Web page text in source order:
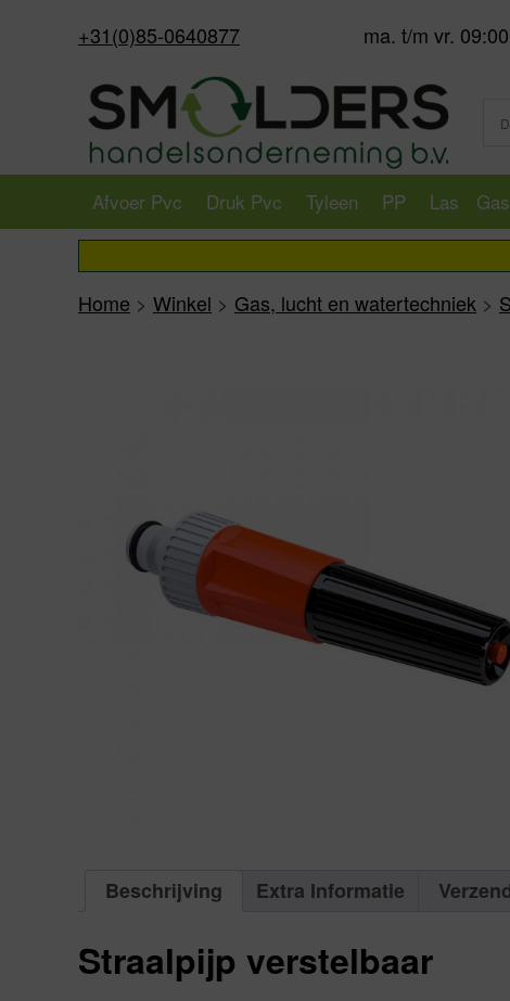
+31(0)85-0640877 ma. t/m vr.
Afvoer Pvc Druk Pvc Tyleen PP Las
Home > Winkel > Gas, lucht en watertechniek >
Beschrijving Extra Informatie
Straalpijp verstelbaar